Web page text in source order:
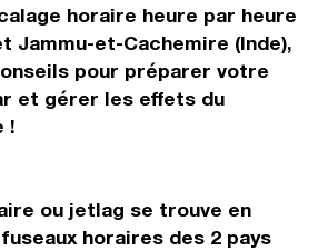
horaire heure par heure
Jammu-et-Cachemire (Inde),
pour préparer votre
et gérer les effets du
!
ou jetlag se trouve en
horaires des 2 pays